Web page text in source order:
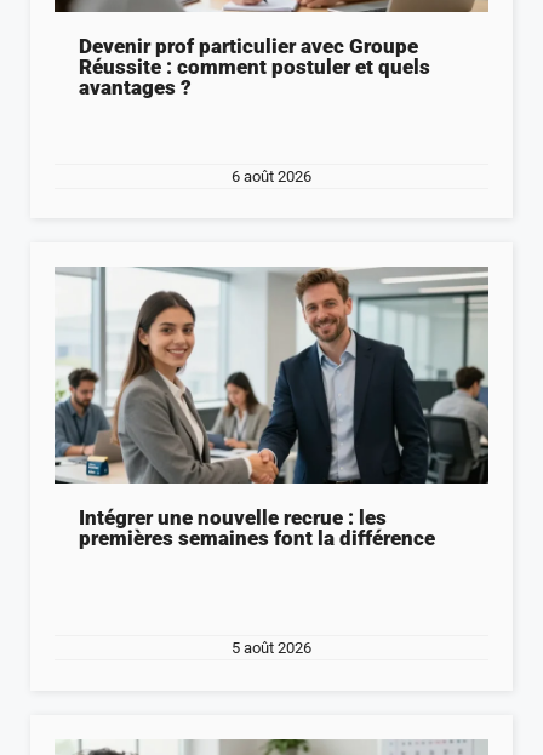
Devenir prof particulier avec Groupe
Réussite : comment postuler et quels
avantages ?
6 août 2026
Intégrer une nouvelle recrue : les
premières semaines font la différence
5 août 2026